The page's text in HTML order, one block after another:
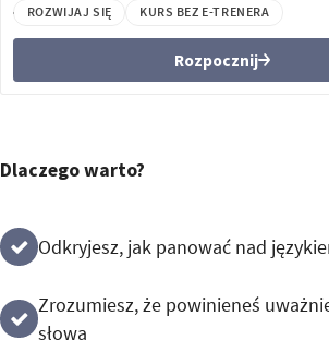
ROZWIJAJ SIĘ
KURS BEZ E-TRENERA
Rozpocznij
Dlaczego warto?
Odkryjesz, jak panować nad
Zrozumiesz, że powinieneś
słowa